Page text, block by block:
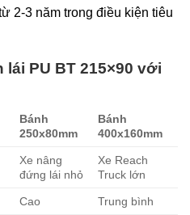
2-3 năm trong điều kiện tiêu
PU BT 215×90 với
Bánh
250x80mm
Bánh
400x160mm
Xe nâng
đứng lái nhỏ
Xe Reach
Truck lớn
Cao Trung bình